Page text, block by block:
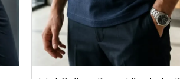
399,99 TL